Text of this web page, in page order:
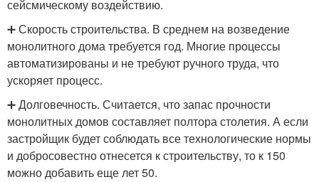
сейсмическому воздействию.
➕ Скорость строительства. В среднем на возведение
монолитного дома требуется год. Многие процессы
автоматизированы и не требуют ручного труда, что
ускоряет процесс.
➕ Долговечность. Считается, что запас прочности
монолитных домов составляет полтора столетия. А если
застройщик будет соблюдать все технологические нормы
и добросовестно отнесется к строительству, то к 150
можно добавить еще лет 50.